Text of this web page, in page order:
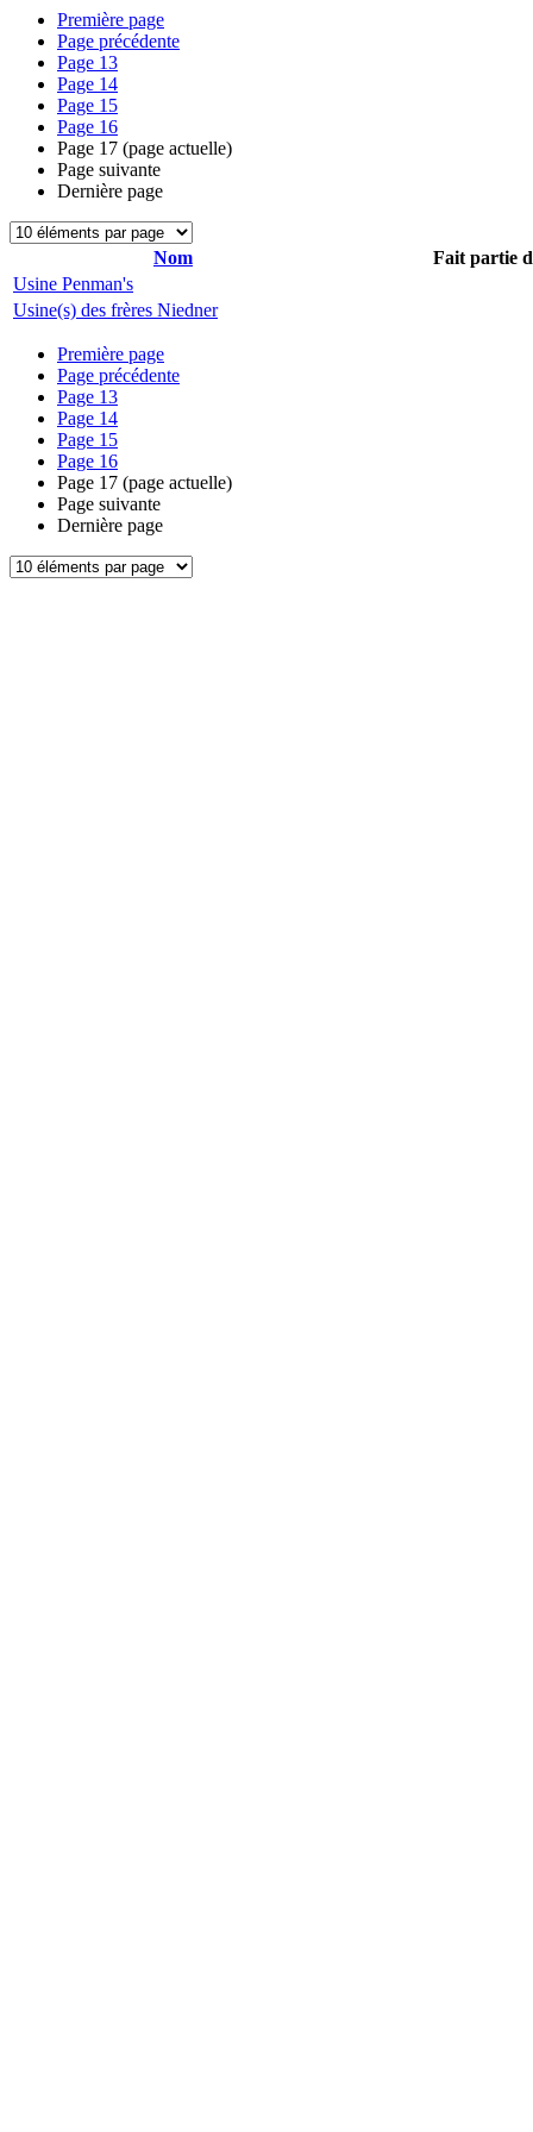
Première page
Page précédente
Page 13
Page 14
Page 15
Page 16
Page 17 (page actuelle)
Page suivante
Dernière page
Nom
Fait partie
Usine Penman's
Usine(s) des frères Niedner
Première page
Page précédente
Page 13
Page 14
Page 15
Page 16
Page 17 (page actuelle)
Page suivante
Dernière page